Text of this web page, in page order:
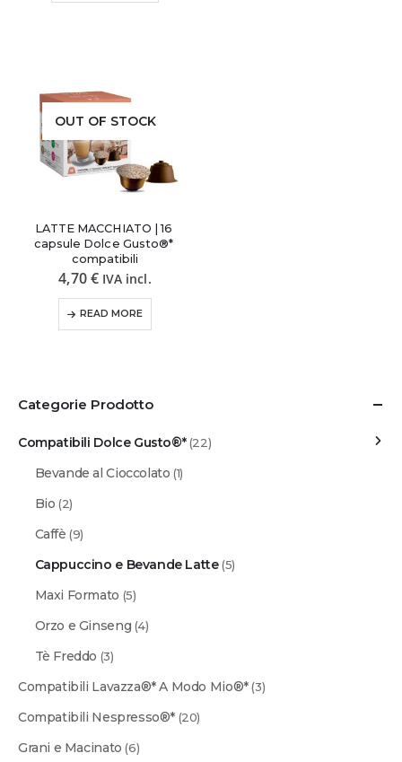
OUT OF STOCK
LATTE MACCHIATO | 16
capsule Dolce Gusto®*
compatibili
4,70€ IVA incl.
READ MORE
Categorie Prodotto
Compatibili Dolce Gusto®* (22)
Bevande al Cioccolato (1)
Bio (2)
Caffè (9)
Cappuccino e Bevande Latte (5)
Maxi Formato (5)
Orzo e Ginseng (4)
Tè Freddo (3)
Compatibili Lavazza®* A Modo Mio®* (3)
Compatibili Nespresso®* (20)
Grani e Macinato (6)